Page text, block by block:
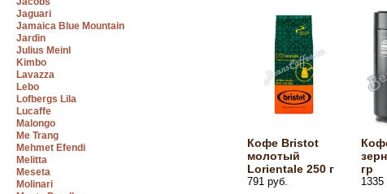
Jaguari
Jamaica Blue Mountain
Jardin
Julius Meinl
Kimbo
Lavazza
Lebo
Lofbergs Lila
Lucaffe
Malongo
Me Trang
Mehmet Efendi
Melitta
Meseta
Molinari
Кофе Bristot
молотый
Lorientale 250 г
791 руб.
гр
1335